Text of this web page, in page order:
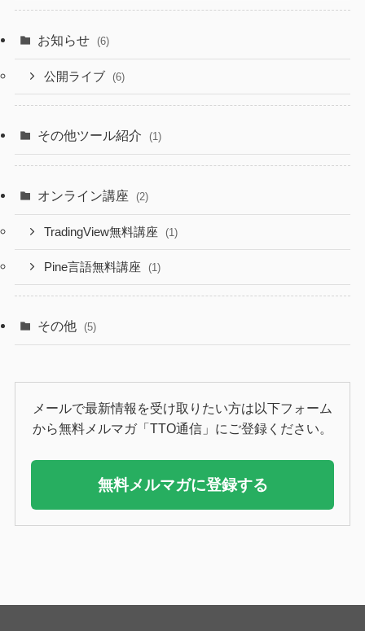
お知らせ (6)
公開ライブ (6)
その他ツール紹介 (1)
オンライン講座 (2)
TradingView無料講座 (1)
Pine言語無料講座 (1)
その他 (5)
メールで最新情報を受け取りたい方は以下フォーム
から無料メルマガ「TTO通信」にご登録ください。
無料メルマガに登録する